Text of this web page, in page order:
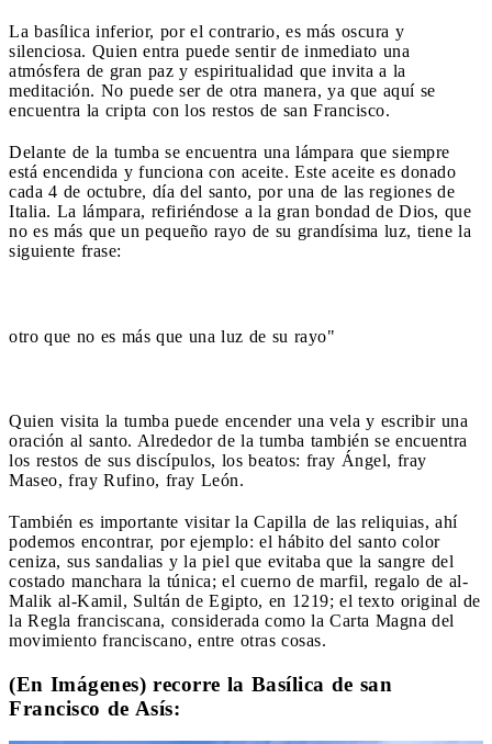
La basílica inferior, por el contrario, es más oscura y
silenciosa. Quien entra puede sentir de inmediato una
atmósfera de gran paz y espiritualidad que invita a la
meditación. No puede ser de otra manera, ya que aquí se
encuentra la cripta con los restos de san Francisco.
Delante de la tumba se encuentra una lámpara que siempre
está encendida y funciona con aceite. Este aceite es donado
cada 4 de octubre, día del santo, por una de las regiones de
Italia. La lámpara, refiriéndose a la gran bondad de Dios, que
no es más que un pequeño rayo de su grandísima luz, tiene la
siguiente frase:
otro que no es más que una luz de su rayo"
Quien visita la tumba puede encender una vela y escribir una
oración al santo. Alrededor de la tumba también se encuentra
los restos de sus discípulos, los beatos: fray Ángel, fray
Maseo, fray Rufino, fray León.
También es importante visitar la Capilla de las reliquias, ahí
podemos encontrar, por ejemplo: el hábito del santo color
ceniza, sus sandalias y la piel que evitaba que la sangre del
costado manchara la túnica; el cuerno de marfil, regalo de al-
Malik al-Kamil, Sultán de Egipto, en 1219; el texto original de
la Regla franciscana, considerada como la Carta Magna del
movimiento franciscano, entre otras cosas.
(En Imágenes) recorre la Basílica de san
Francisco de Asís: